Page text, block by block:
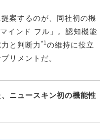
案するのが、同社初の機
インド フル」。認知機能
と判断力 *1 の維持に役立
リメントだ。
ニュースキン初の機能性